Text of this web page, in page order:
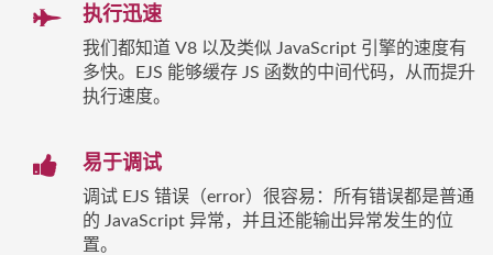
执行迅速
我们都知道 V8 以及类似 JavaScript 引擎的速度有
多快。EJS 能够缓存 JS 函数的中间代码，从而提升
执行速度。
易于调试
调试 EJS 错误（error）很容易：所有错误都是普通
的 JavaScript 异常，并且还能输出异常发生的位
置。